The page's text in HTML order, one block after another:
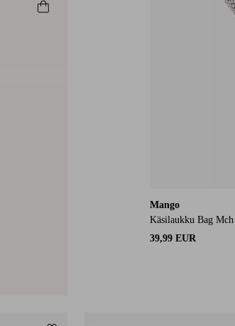
Mango
Käsilaukku Bag Mch
39,99 EUR